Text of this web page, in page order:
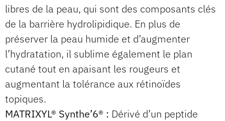
libres de la peau, qui sont des composants clés
de la barrière hydrolipidique. En plus de
préserver la peau humide et d’augmenter
l’hydratation, il sublime également le plan
cutané tout en apaisant les rougeurs et
augmentant la tolérance aux rétinoïdes
topiques.
MATRIXYL® Synthe’6® : Dérivé d’un peptide